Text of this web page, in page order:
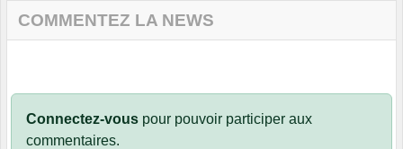
COMMENTEZ LA NEWS
Connectez-vous pour pouvoir participer aux
commentaires.